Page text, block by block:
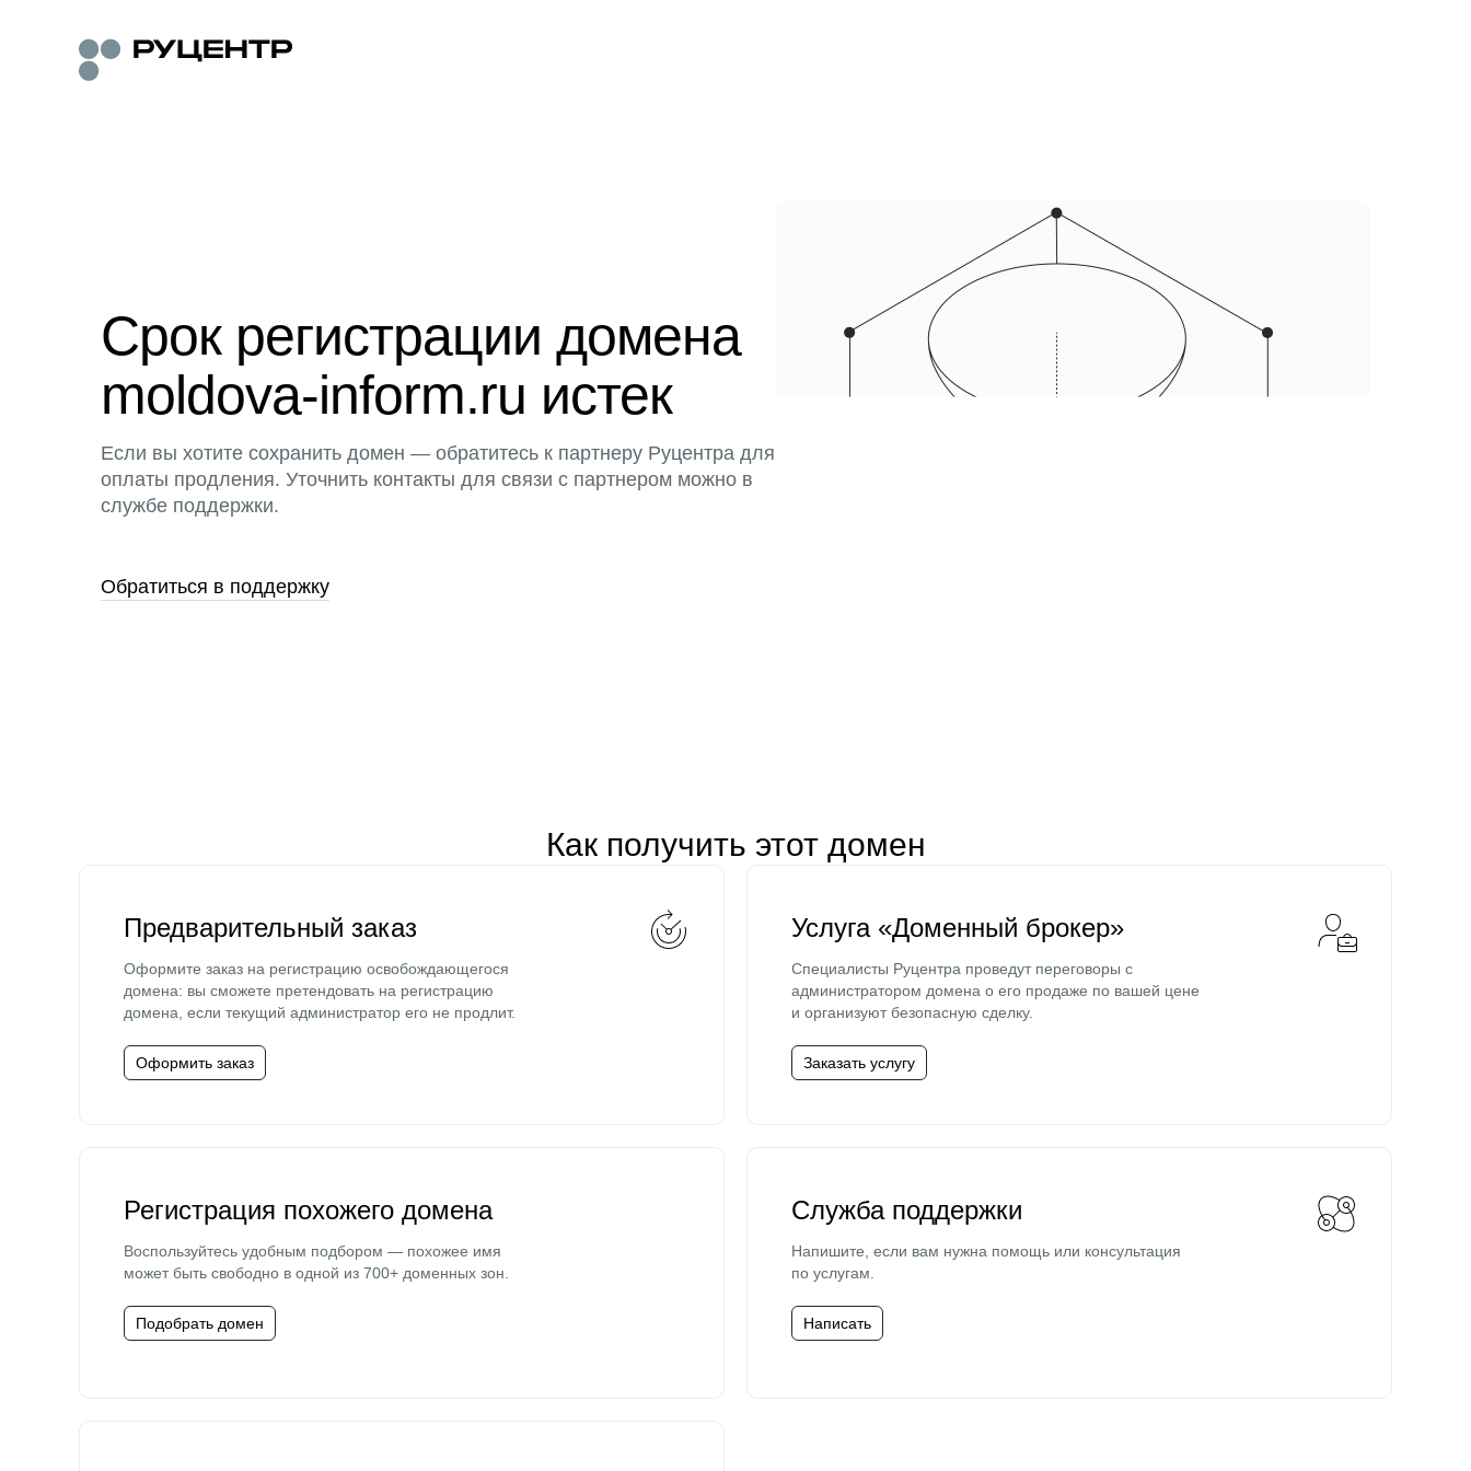
Срок регистрации домена
moldova-inform.ru истек
Если вы хотите сохранить домен — обратитесь к партнеру Руцентра для
оплаты продления. Уточнить контакты для связи с партнером можно в
службе поддержки.
Обратиться в поддержку
Как получить этот домен
Предварительный заказ
Оформите заказ на регистрацию освобождающегося
домена: вы сможете претендовать на регистрацию
домена, если текущий администратор его не продлит.
Оформить заказ
Услуга «Доменный брокер»
Специалисты Руцентра проведут переговоры с
администратором домена о его продаже по вашей цене
и организуют безопасную сделку.
Заказать услугу
Регистрация похожего домена
Воспользуйтесь удобным подбором — похожее имя
может быть свободно в одной из 700+ доменных зон.
Подобрать домен
Служба поддержки
Напишите, если вам нужна помощь или консультация
по услугам.
Написать